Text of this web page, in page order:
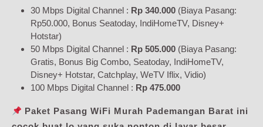
30 Mbps Digital Channel : Rp 340.000 (Biaya Pasang:
Rp50.000, Bonus Seatoday, IndiHomeTV, Disney+
Hotstar)
50 Mbps Digital Channel : Rp 505.000 (Biaya Pasang:
Gratis, Bonus Big Combo, Seatoday, IndiHomeTV,
Disney+ Hotstar, Catchplay, WeTV Iflix, Vidio)
100 Mbps Digital Channel : Rp 475.000
Paket Pasang WiFi Murah Pademangan Barat ini